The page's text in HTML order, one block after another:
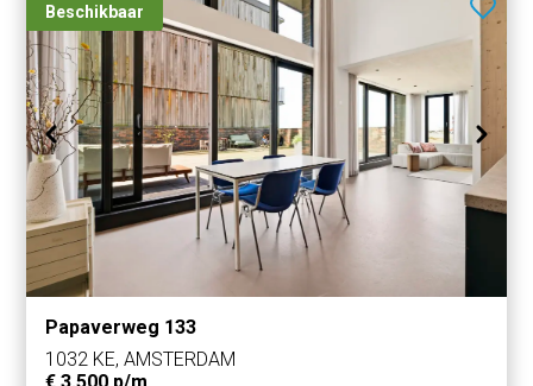
Beschikbaar
Papaverweg 133
1032 KE, AMSTERDAM